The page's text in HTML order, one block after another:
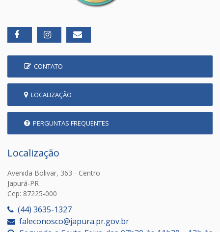
CONTATO
LOCALIZAÇÃO
PERGUNTAS FREQUENTES
Localização
Avenida Bolivar, 363 - Centro
Japurá-PR
Cep: 87225-000
(44) 3635-1327
faleconosco@japura.pr.gov.br